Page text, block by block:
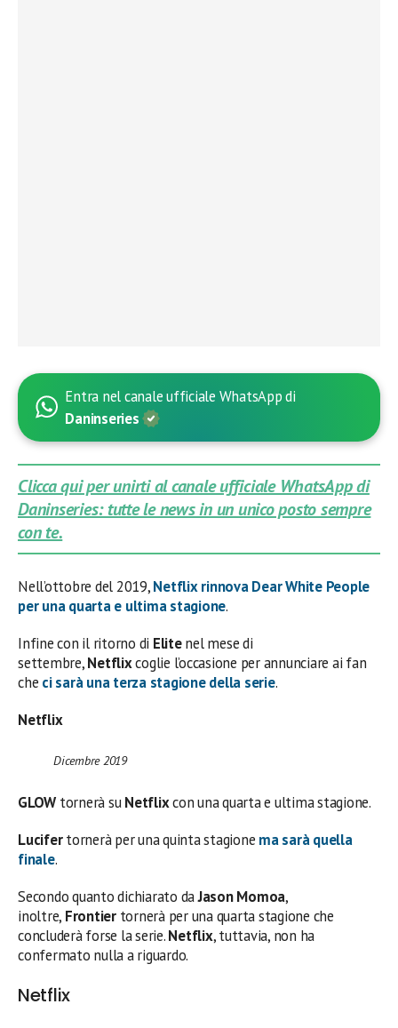
Entra nel canale ufficiale WhatsApp di
Daninseries
Clicca qui per unirti al canale ufficiale WhatsApp di
Daninseries: tutte le news in un unico posto sempre
con te.
Nell’ottobre del 2019,NetflixrinnovaDear White People
per una quarta e ultima stagione.
Infine con il ritorno di Elitenel mese di
settembre,Netflixcoglie l’occasione per annunciare ai fan
che ci sarà una terza stagione della serie.
Netflix
Dicembre 2019
GLOW tornerà suNetflixcon una quarta e ultima stagione.
Lucifertornerà per una quinta stagione ma sarà quella
finale.
Secondo quanto dichiarato daJason Momoa,
inoltre, Frontiertornerà per una quarta stagione che
concluderà forse la serie.Netflix, tuttavia, non ha
confermato nulla a riguardo.
Netflix